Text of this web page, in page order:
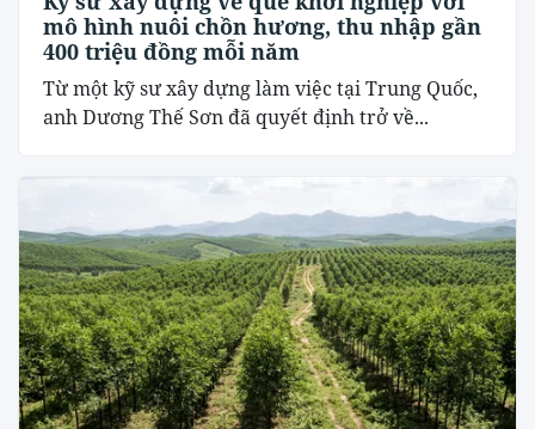
mô hình nuôi chồn hương, thu nhập gần
400 triệu đồng mỗi năm
Từ một kỹ sư xây dựng làm việc tại Trung Quốc,
anh Dương Thế Sơn đã quyết định trở về...